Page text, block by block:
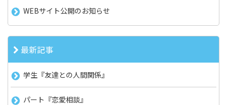
WEBサイト公開のお知らせ
最新記事
学生『友達との人間関係』
パート『恋愛相談』